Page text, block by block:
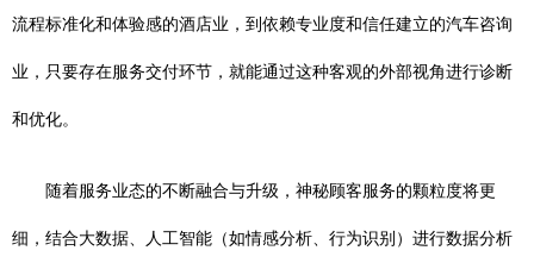
流程标准化和体验感的酒店业，到依赖专业度和信任建立的汽车咨询
业，只要存在服务交付环节，就能通过这种客观的外部视角进行诊断
和优化。
随着服务业态的不断融合与升级，神秘顾客服务的颗粒度将更
细，结合大数据、人工智能（如情感分析、行为识别）进行数据分析